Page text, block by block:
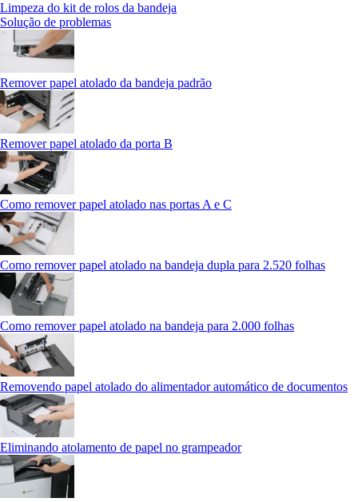
Limpeza do kit de rolos da bandeja
Solução de problemas
Remover papel atolado da bandeja padrão
Remover papel atolado da porta B
Como remover papel atolado nas portas A e C
Como remover papel atolado na bandeja dupla para 2.520 folhas
Como remover papel atolado na bandeja para 2.000 folhas
Removendo papel atolado do alimentador automático de documentos
Eliminando atolamento de papel no grampeador